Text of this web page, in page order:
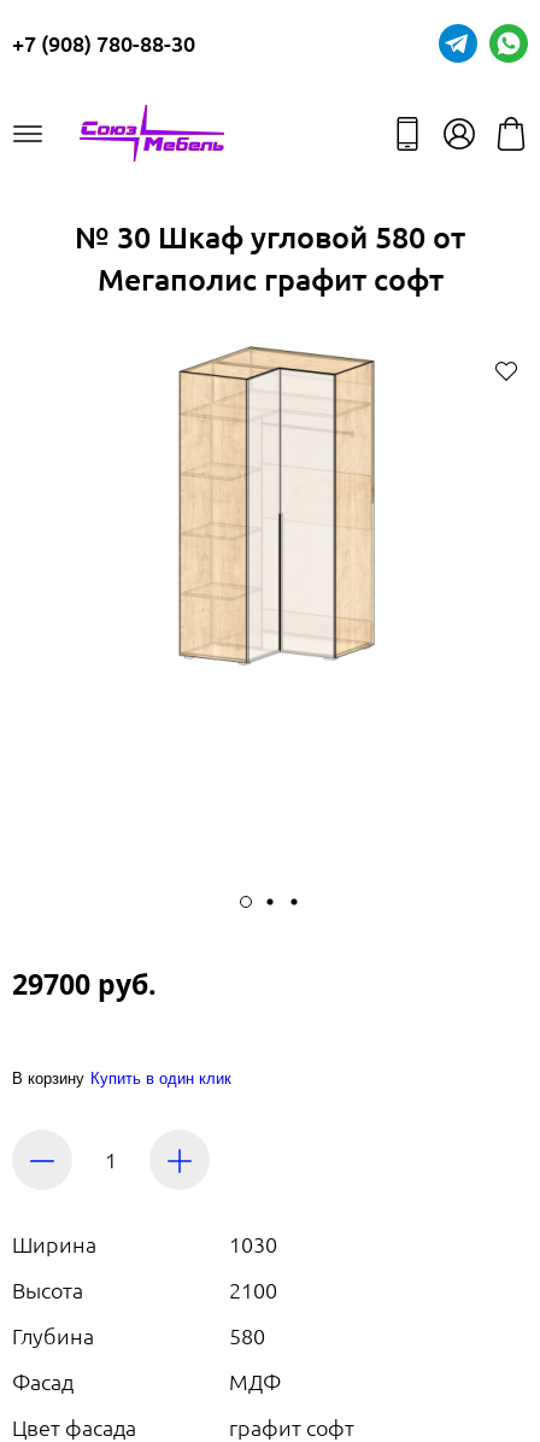
+7 (908) 780-88-30
№ 30 Шкаф угловой 580 от
Мегаполис графит софт
29700 руб.
В корзину Купить в один клик
Ширина
1030
Высота
2100
Глубина
580
Фасад
МДФ
Цвет фасада
графит софт